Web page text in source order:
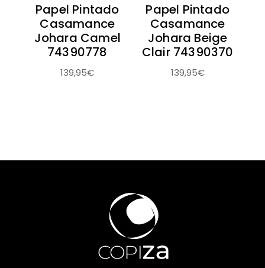
Papel Pintado
Casamance
Johara Camel
74390778
139,95€
Papel Pintado
Casamance
Johara Beige
Clair 74390370
139,95€